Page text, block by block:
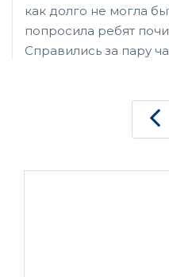
как долго не могла
попросила ребят
Справились за пару